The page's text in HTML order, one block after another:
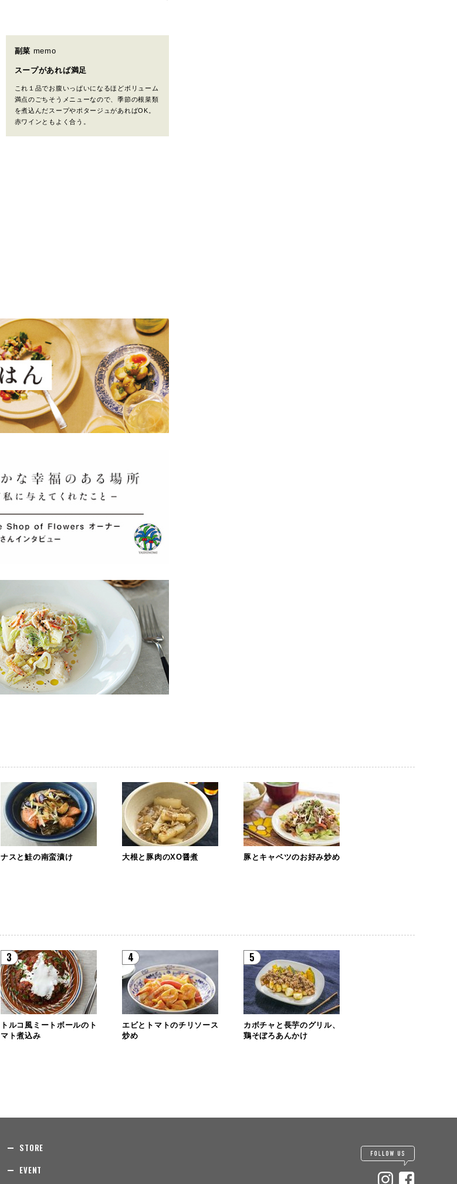
副菜 memo
スープがあれば満足
これ１品でお腹いっぱいになるほどボリューム
満点のごちそうメニューなので、季節の根菜類
を煮込んだスープやポタージュがあればOK。
赤ワインともよく合う。
ナスと鮭の南蛮漬け 大根と豚肉のXO醤煮 豚とキャベツのお好み炒め
3
トルコ風ミートボールのト
マト煮込み
4
エビとトマトのチリソース
炒め
5
カボチャと長芋のグリル、
鶏そぼろあんかけ
STORE
EVENT